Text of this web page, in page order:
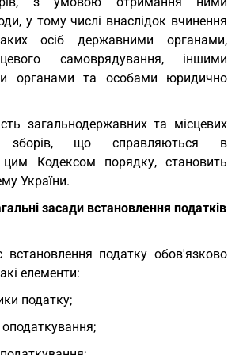
у тому числі внаслідок вчинення
осіб державними органами,
самоврядування, іншими
органами та особами юридично
загальнодержавних та місцевих
зборів, що справляються в
цим Кодексом порядку, становить
України.
засади встановлення податків
встановлення податку обов'язково
елементи:
податку;